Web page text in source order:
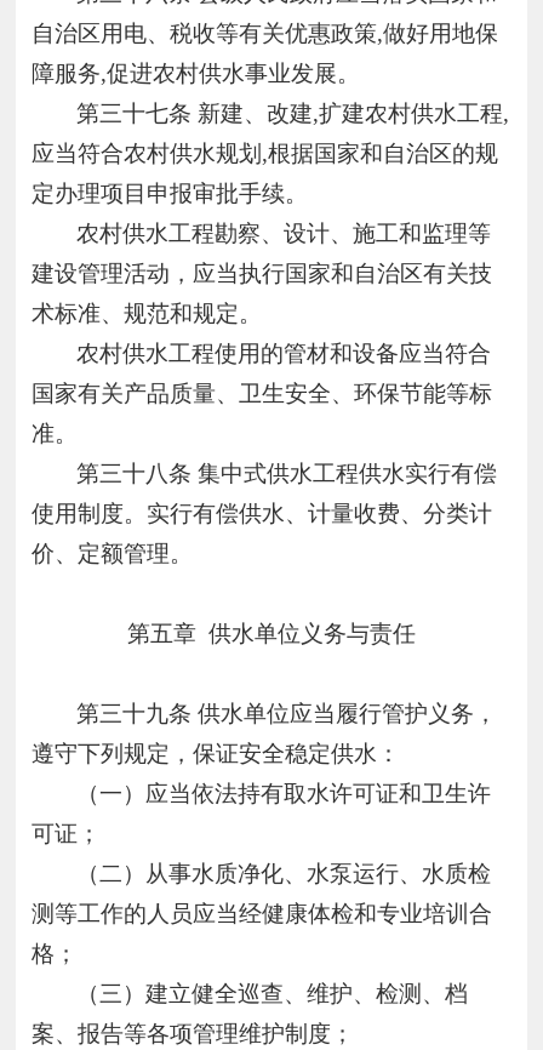
自治区用电、税收等有关优惠政策,做好用地保
障服务,促进农村供水事业发展。
第三十七条 新建、改建,扩建农村供水工程,
应当符合农村供水规划,根据国家和自治区的规
定办理项目申报审批手续。
农村供水工程勘察、设计、施工和监理等
建设管理活动，应当执行国家和自治区有关技
术标准、规范和规定。
农村供水工程使用的管材和设备应当符合
国家有关产品质量、卫生安全、环保节能等标
准。
第三十八条 集中式供水工程供水实行有偿
使用制度。实行有偿供水、计量收费、分类计
价、定额管理。
第五章 供水单位义务与责任
第三十九条 供水单位应当履行管护义务，
遵守下列规定，保证安全稳定供水：
（一）应当依法持有取水许可证和卫生许
可证；
（二）从事水质净化、水泵运行、水质检
测等工作的人员应当经健康体检和专业培训合
格；
（三）建立健全巡查、维护、检测、档
案、报告等各项管理维护制度；